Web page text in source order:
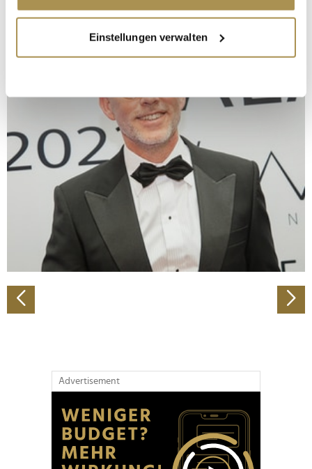
Informationen über Ihre geografische Lage
erfassen, welche bis auf einige Meter genau sein
bestimmten Merkmalen (Fingerprinting) identifizieren
Erfahren Sie mehr darüber, wie Ihre persönlichen Daten
verarbeitet werden, und legen Sie Ihre Präferenzen im
Abschnitt Einzelheiten
fest.
Wir verwenden Cookies, um Inhalte und Anzeigen zu
personalisieren, Funktionen für soziale Medien anbieten
zu können und die Zugriffe auf unsere Website zu
analysieren. Außerdem geben wir Informationen zu Ihrer
Verwendung unserer Website an unsere Partner für
Partner führen diese Informationen möglicherweise mit
weiteren Daten zusammen, die Sie ihnen bereitgestellt
Einstellungen verwalten
Advertisement